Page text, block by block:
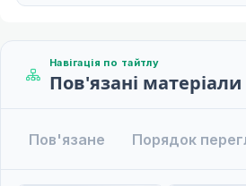
Перша Еріни...
Розбивай! Хаосична
Навігація по тайтлу
Пов'язані матеріали
Пов'язане Порядок